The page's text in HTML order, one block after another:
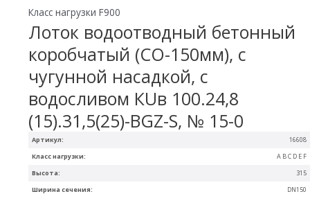
Артикул: 16608
Ширина сечения: DN150
Высота: 315
Класс нагрузки: A B C D E F
Класс нагрузки F900
Лоток водоотводный бетонный
коробчатый (СО-150мм), с
чугунной насадкой, с
водосливом КUв 100.24,8
(15).31,5(25)-BGZ-S, № 15-0